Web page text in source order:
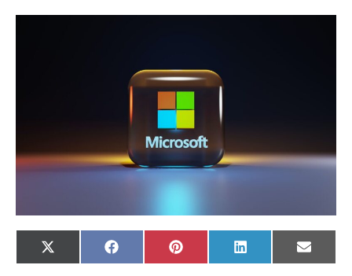
X
(Twitter)
FacebookPinterest LinkedIn
Email